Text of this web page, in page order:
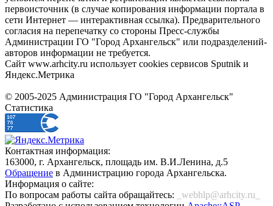
первоисточник (в случае копирования информации портала в
сети Интернет — интерактивная ссылка). Предварительного
согласия на перепечатку со стороны Пресс-службы
Администрации ГО "Город Архангельск" или подразделений-
авторов информации не требуется.
Сайт www.arhcity.ru использует cookies сервисов Sputnik и
Яндекс.Метрика
© 2005-2025 Администрация ГО "Город Архангельск"
Статистика
Контактная информация:
163000, г. Архангельск, площадь им. В.И.Ленина, д.5
Обращение в Администрацию города Архангельска.
Информация о сайте:
По вопросам работы сайта обращайтесь:
_webhlp@arhcity.ru_